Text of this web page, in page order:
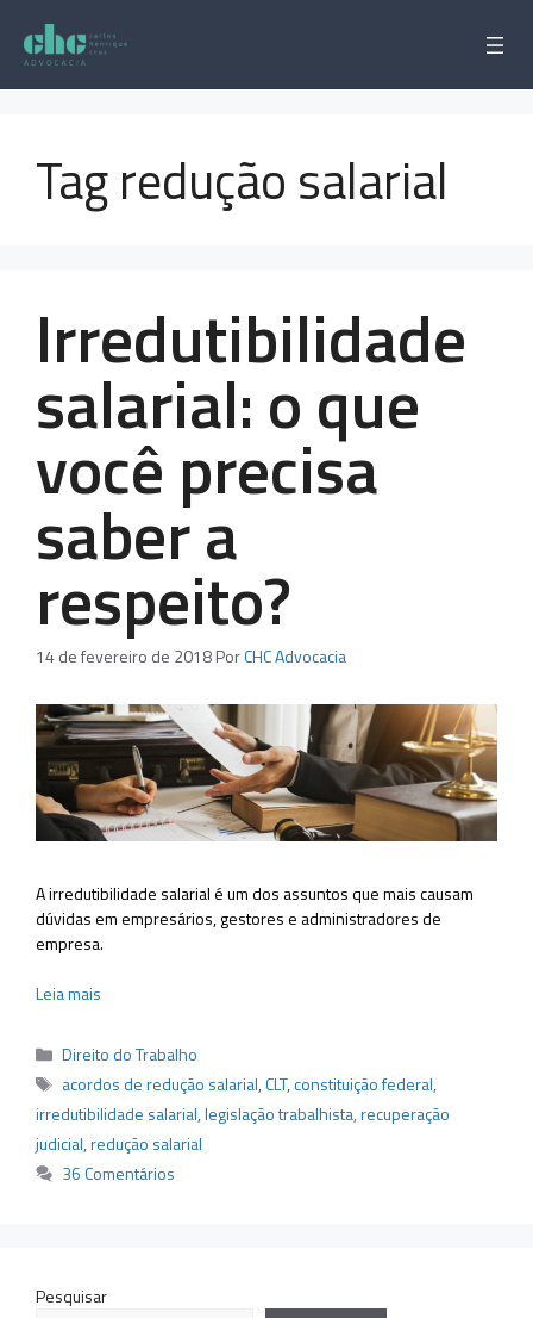
para
conteúdo
Tag redução salarial
Irredutibilidade
salarial: o que
você precisa
saber a
respeito?
14 de fevereiro de 2018PorCHC Advocacia
A irredutibilidade salarial é um dos assuntos que mais causam
dúvidas em empresários, gestores e administradores de
empresa.
Leia mais
Categorias
Direito do Trabalho
Tags
acordos de redução salarial,CLT,constituição federal,
irredutibilidade salarial,legislação trabalhista,recuperação
judicial,redução salarial
36 Comentários
Pesquisar